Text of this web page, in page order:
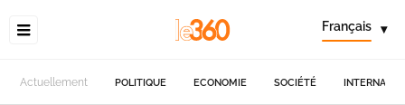
Français ▾
Actuellement POLITIQUE ECONOMIE SOCIÉTÉ